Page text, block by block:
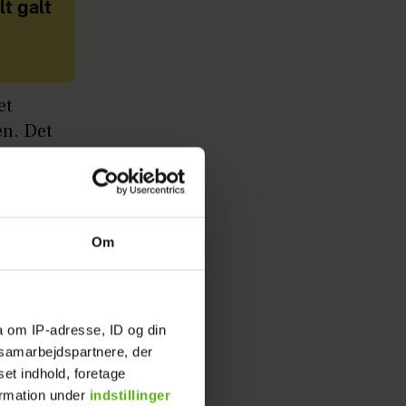
Om
om IP-adresse, ID og din
der
indhold, foretage
under indstillinger
galt
Det